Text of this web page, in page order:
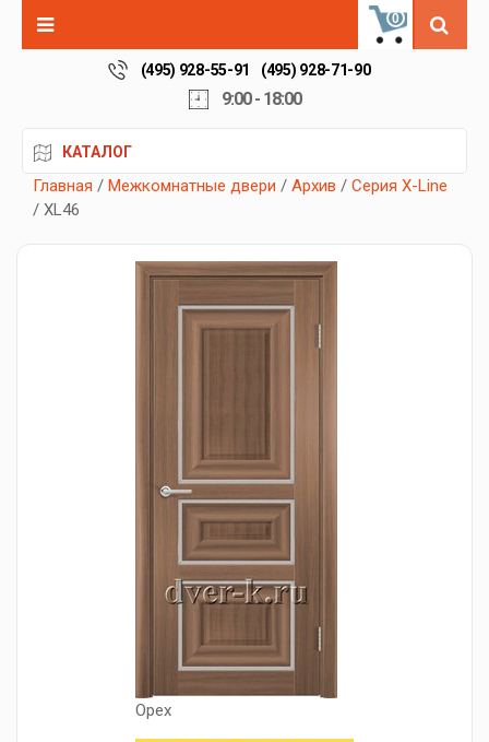
0
(495) 928-55-91 (495) 928-71-90
9:00 - 18:00
КАТАЛОГ
Главная / Межкомнатные двери / Архив / Серия X-Line
/ XL46
Орех